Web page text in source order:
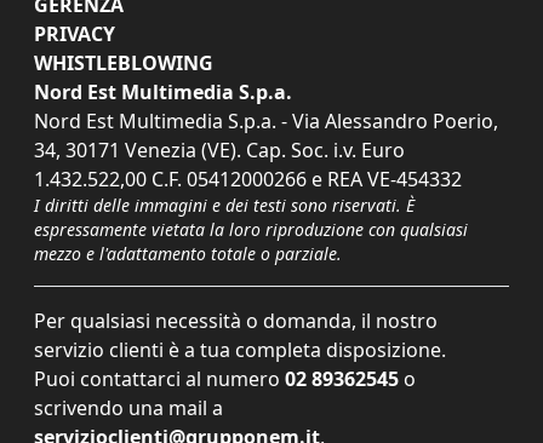
PRIVACY
WHISTLEBLOWING
Nord Est Multimedia S.p.a.
Nord Est Multimedia S.p.a. - Via Alessandro Poerio,
34, 30171 Venezia (VE). Cap. Soc. i.v. Euro
1.432.522,00 C.F. 05412000266 e REA VE-454332
I diritti delle immagini e dei testi sono riservati. È
espressamente vietata la loro riproduzione con qualsiasi
mezzo e l'adattamento totale o parziale.
Per qualsiasi necessità o domanda, il nostro
servizio clienti è a tua completa disposizione.
Puoi contattarci al numero 02 89362545 o
scrivendo una mail a
servizioclienti@grupponem.it.